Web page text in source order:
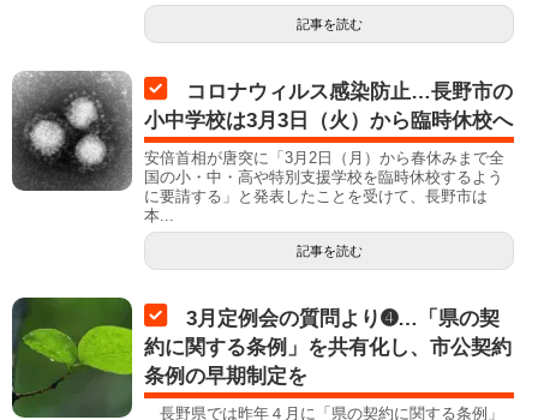
記事を読む
コロナウィルス感染防止…長野市の
小中学校は3月3日（火）から臨時休校へ
安倍首相が唐突に「3月2日（月）から春休みまで全
国の小・中・高や特別支援学校を臨時休校するよう
に要請する」と発表したことを受けて、長野市は
本...
記事を読む
3月定例会の質問より➍…「県の契
約に関する条例」を共有化し、市公契約
条例の早期制定を
長野県では昨年４月に「県の契約に関する条例」